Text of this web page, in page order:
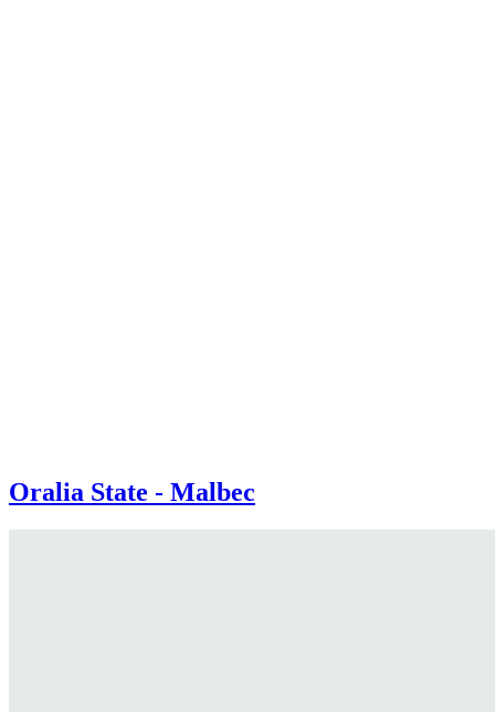
Oralia State - Malbec